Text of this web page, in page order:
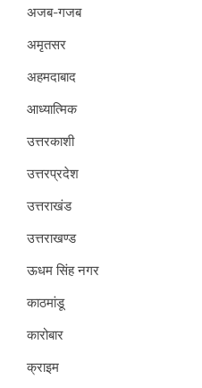
अजब-गजब
अमृतसर
अहमदाबाद
आध्यात्मिक
उत्तरकाशी
उत्तरप्रदेश
उत्तराखंड
उत्तराखण्ड
ऊधम सिंह नगर
काठमांडू
कारोबार
क्राइम